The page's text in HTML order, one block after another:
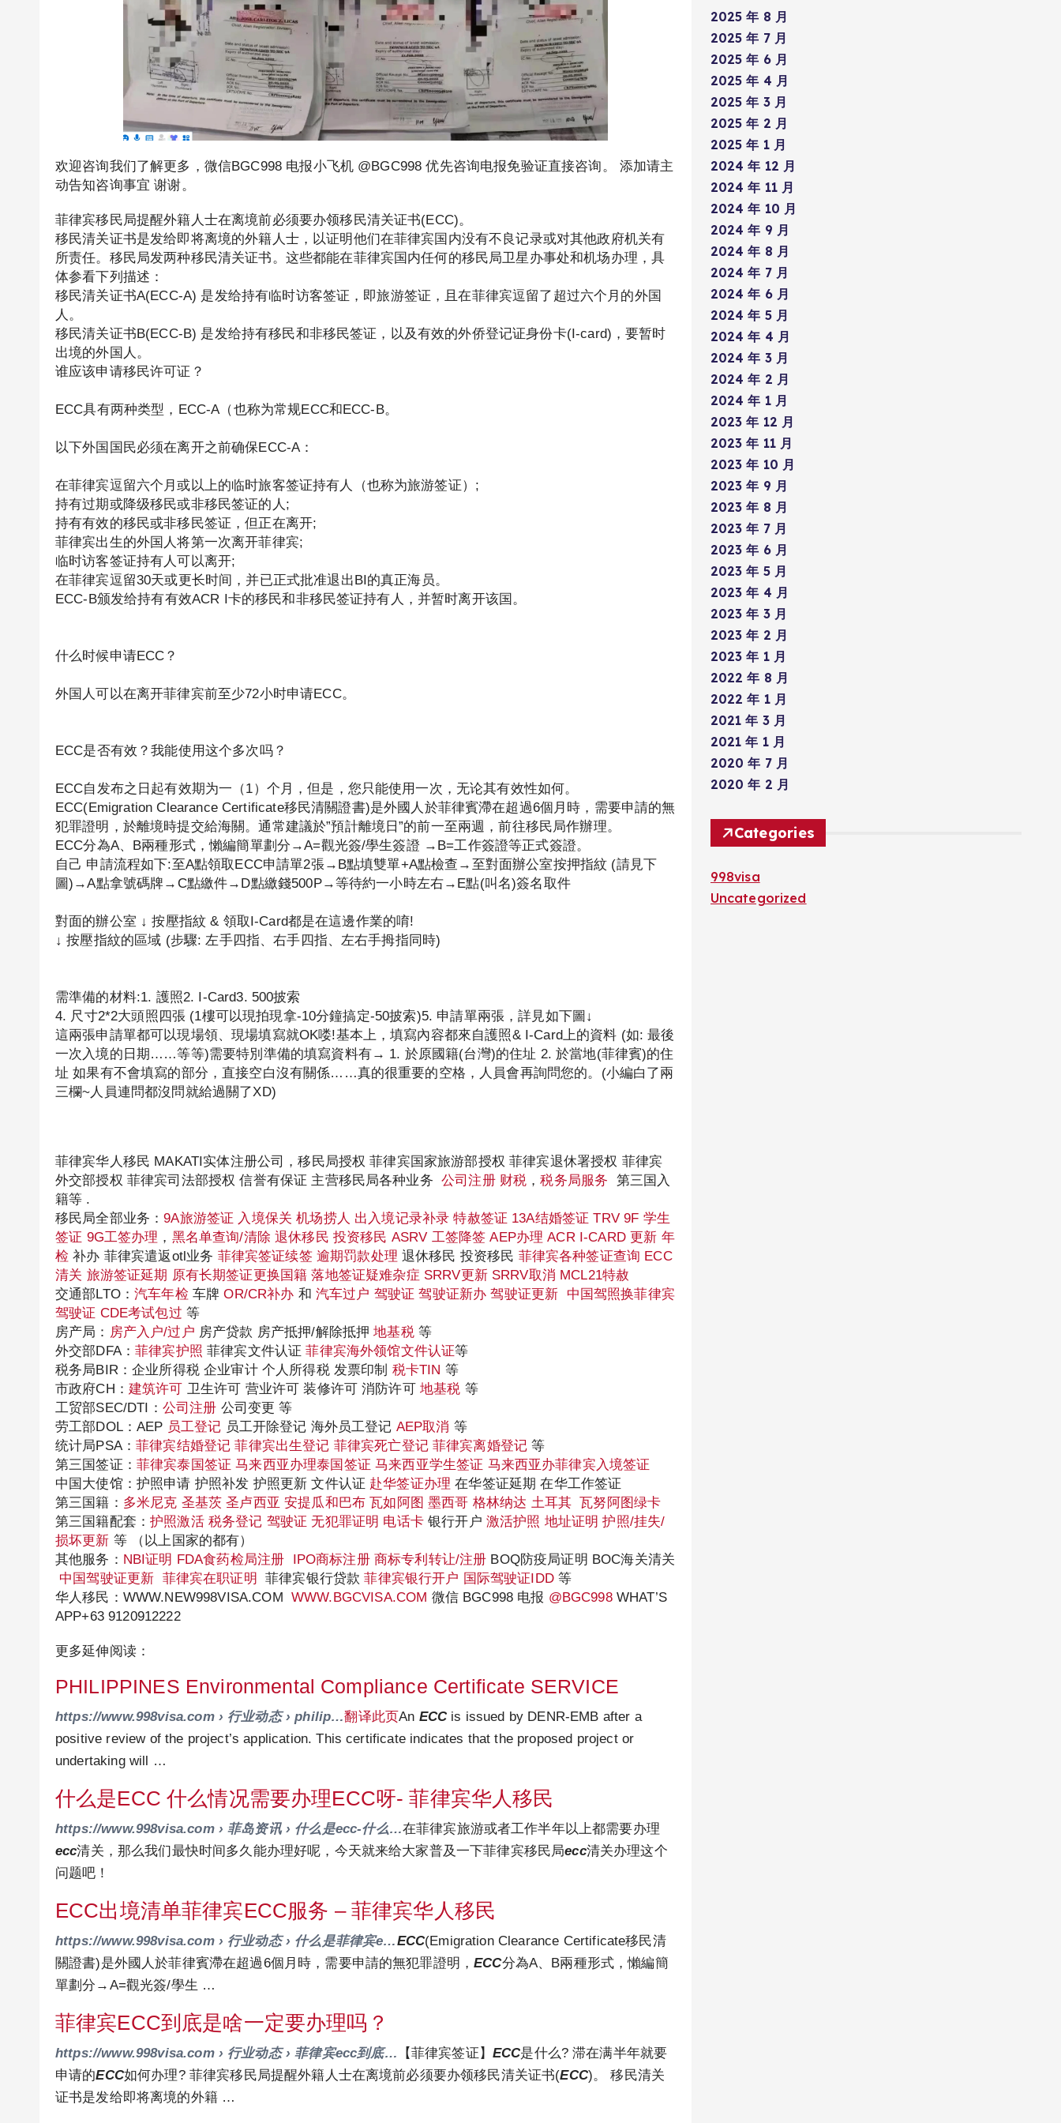
欢迎咨询我们了解更多，微信BGC998 电报小飞机 @BGC998 优先咨询电报免验证直接咨询。 添加请主
动告知咨询事宜 谢谢。
菲律宾移民局提醒外籍人士在离境前必须要办领移民清关证书(ECC)。
移民清关证书是发给即将离境的外籍人士，以证明他们在菲律宾国内没有不良记录或对其他政府机关有
所责任。移民局发两种移民清关证书。这些都能在菲律宾国内任何的移民局卫星办事处和机场办理，具
体参看下列描述：
移民清关证书A(ECC-A) 是发给持有临时访客签证，即旅游签证，且在菲律宾逗留了超过六个月的外国
人。
移民清关证书B(ECC-B) 是发给持有移民和非移民签证，以及有效的外侨登记证身份卡(I-card)，要暂时
出境的外国人。
谁应该申请移民许可证？
ECC具有两种类型，ECC-A（也称为常规ECC和ECC-B。
以下外国国民必须在离开之前确保ECC-A：
在菲律宾逗留六个月或以上的临时旅客签证持有人（也称为旅游签证）;
持有过期或降级移民或非移民签证的人;
持有有效的移民或非移民签证，但正在离开;
菲律宾出生的外国人将第一次离开菲律宾;
临时访客签证持有人可以离开;
在菲律宾逗留30天或更长时间，并已正式批准退出BI的真正海员。
ECC-B颁发给持有有效ACR I卡的移民和非移民签证持有人，并暂时离开该国。
什么时候申请ECC？
外国人可以在离开菲律宾前至少72小时申请ECC。
ECC是否有效？我能使用这个多次吗？
ECC自发布之日起有效期为一（1）个月，但是，您只能使用一次，无论其有效性如何。
ECC(Emigration Clearance Certificate移民清關證書)是外國人於菲律賓滯在超過6個月時，需要申請的無
犯罪證明，於離境時提交給海關。通常建議於”預計離境日”的前一至兩週，前往移民局作辦理。
ECC分為A、B兩種形式，懶編簡單劃分→A=觀光簽/學生簽證 →B=工作簽證等正式簽證。
自己 申請流程如下:至A點領取ECC申請單2張→B點填雙單+A點檢查→至對面辦公室按押指紋 (請見下
圖)→A點拿號碼牌→C點繳件→D點繳錢500P→等待約一小時左右→E點(叫名)簽名取件
對面的辦公室 ↓ 按壓指紋 & 領取I-Card都是在這邊作業的唷!
↓ 按壓指紋的區域 (步驟: 左手四指、右手四指、左右手拇指同時)
需準備的材料:1. 護照2. I-Card3. 500披索
4. 尺寸2*2大頭照四張 (1樓可以現拍現拿-10分鐘搞定-50披索)5. 申請單兩張，詳見如下圖↓
這兩張申請單都可以現場領、現場填寫就OK喽!基本上，填寫內容都來自護照& I-Card上的資料 (如: 最後
一次入境的日期……等等)需要特別準備的填寫資料有→ 1. 於原國籍(台灣)的住址 2. 於當地(菲律賓)的住
址 如果有不會填寫的部分，直接空白沒有關係……真的很重要的空格，人員會再詢問您的。(小編白了兩
三欄~人員連問都沒問就給過關了XD)
菲律宾华人移民 MAKATI实体注册公司，移民局授权 菲律宾国家旅游部授权 菲律宾退休署授权 菲律宾
外交部授权 菲律宾司法部授权 信誉有保证 主营移民局各种业务公司注册 财税 ，税务局服务 第三国入
籍等 .
移民局全部业务：9A旅游签证 入境保关 机场捞人 出入境记录补录 特赦签证 13A结婚签证 TRV 9F 学生
签证 9G工签办理 ， 黑名单查询/清除 退休移民 投资移民 ASRV 工签降签 AEP办理 ACR I-CARD 更新 年
检补办 菲律宾遣返otl业务 菲律宾签证续签 逾期罚款处理 退休移民 投资移民 菲律宾各种签证查询 ECC
清关 旅游签证延期 原有长期签证更换国籍 落地签证疑难杂症 SRRV更新 SRRV取消 MCL21特赦
交通部LTO：汽车年检 车牌OR/CR补办 和汽车过户 驾驶证 驾驶证新办 驾驶证更新
中国驾照换菲律宾
驾驶证 CDE考试包过 等
房产局： 房产入户/过户 房产贷款 房产抵押/解除抵押地基税等
外交部DFA：菲律宾护照 菲律宾文件认证菲律宾海外领馆文件认证等
税务局BIR：企业所得税 企业审计 个人所得税 发票印制 税卡TIN 等
市政府CH： 建筑许可 卫生许可 营业许可 装修许可 消防许可 地基税 等
工贸部SEC/DTI： 公司注册 公司变更 等
劳工部DOL：AEP 员工登记 员工开除登记 海外员工登记 AEP取消 等
统计局PSA：菲律宾结婚登记 菲律宾出生登记 菲律宾死亡登记 菲律宾离婚登记 等
第三国签证： 菲律宾泰国签证 马来西亚办理泰国签证 马来西亚学生签证 马来西亚办菲律宾入境签证
中国大使馆：护照申请 护照补发 护照更新 文件认证 赴华签证办理 在华签证延期 在华工作签证
第三国籍： 多米尼克 圣基茨 圣卢西亚 安提瓜和巴布 瓦如阿图 墨西哥 格林纳达 土耳其 瓦努阿图绿卡
第三国籍配套：护照激活 税务登记 驾驶证 无犯罪证明 电话卡银行开户 激活护照 地址证明 护照/挂失/
损坏更新 等 （以上国家的都有）
其他服务： NBI证明 FDA食药检局注册 IPO商标注册 商标专利转让/注册 BOQ防疫局证明 BOC海关清关
中国驾驶证更新
菲律宾在职证明 菲律宾银行贷款菲律宾银行开户 国际驾驶证IDD等
华人移民：WWW.NEW998VISA.COMWWW.BGCVISA.COM 微信 BGC998 电报 @BGC998WHAT’S
APP+63 9120912222
更多延伸阅读：
PHILIPPINES Environmental Compliance Certificate SERVICE
https://www.998visa.com › 行业动态 › philip…翻译此页An ECC is issued by DENR-EMB after a
positive review of the project’s application. This certificate indicates that the proposed project or
undertaking will …
什么是ECC 什么情况需要办理ECC呀- 菲律宾华人移民
https://www.998visa.com › 菲岛资讯 › 什么是ecc-什么…在菲律宾旅游或者工作半年以上都需要办理
ecc清关，那么我们最快时间多久能办理好呢，今天就来给大家普及一下菲律宾移民局ecc清关办理这个
问题吧！
ECC出境清单菲律宾ECC服务 – 菲律宾华人移民
https://www.998visa.com › 行业动态 › 什么是菲律宾e…ECC(Emigration Clearance Certificate移民清
關證書)是外國人於菲律賓滯在超過6個月時，需要申請的無犯罪證明，ECC分為A、B兩種形式，懶編簡
單劃分→A=觀光簽/學生 …
菲律宾ECC到底是啥一定要办理吗？
https://www.998visa.com › 行业动态 › 菲律宾ecc到底… 【菲律宾签证】 ECC是什么? 滞在满半年就要
申请的ECC如何办理? 菲律宾移民局提醒外籍人士在离境前必须要办领移民清关证书(ECC)。 移民清关
证书是发给即将离境的外籍 …
2025 年 8 月
2025 年 7 月
2025 年 6 月
2025 年 4 月
2025 年 3 月
2025 年 2 月
2025 年 1 月
2024 年 12 月
2024 年 11 月
2024 年 10 月
2024 年 9 月
2024 年 8 月
2024 年 7 月
2024 年 6 月
2024 年 5 月
2024 年 4 月
2024 年 3 月
2024 年 2 月
2024 年 1 月
2023 年 12 月
2023 年 11 月
2023 年 10 月
2023 年 9 月
2023 年 8 月
2023 年 7 月
2023 年 6 月
2023 年 5 月
2023 年 4 月
2023 年 3 月
2023 年 2 月
2023 年 1 月
2022 年 8 月
2022 年 1 月
2021 年 3 月
2021 年 1 月
2020 年 7 月
2020 年 2 月
Categories
998visa
Uncategorized